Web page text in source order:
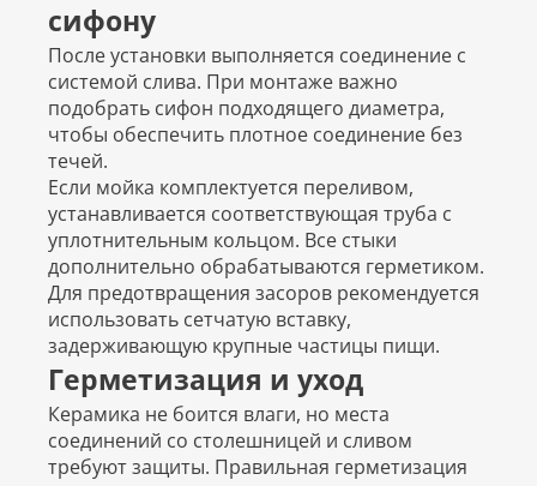
сифону
После установки выполняется соединение с
системой слива. При монтаже важно
подобрать сифон подходящего диаметра,
чтобы обеспечить плотное соединение без
течей.
Если мойка комплектуется переливом,
устанавливается соответствующая труба с
уплотнительным кольцом. Все стыки
дополнительно обрабатываются герметиком.
Для предотвращения засоров рекомендуется
использовать сетчатую вставку,
задерживающую крупные частицы пищи.
Герметизация и уход
Керамика не боится влаги, но места
соединений со столешницей и сливом
требуют защиты. Правильная герметизация